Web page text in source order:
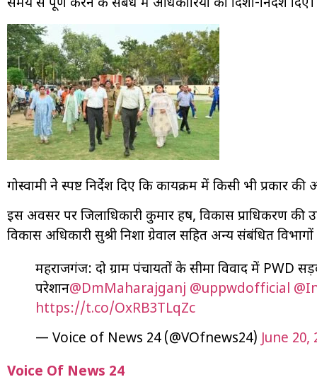
समय से पूर्ण करने के संबंध में अधिकारियों को दिशा-निर्देश दिए।
गोस्वामी ने स्पष्ट निर्देश दिए कि कार्यक्रम में किसी भी प्रकार
इस अवसर पर जिलाधिकारी कुमार हर्ष, विकास प्राधिकरण की
विकास अधिकारी सुश्री निशा ग्रेवाल सहित अन्य संबंधित
महराजगंज: दो ग्राम पंचायतों के सीमा विवाद में PWD
परेशान@DmMaharajganj @uppwdofficial
https://t.co/OxRB3TLqZc
— Voice of News 24 (@VOfnews24)June 20,
Voice Of News 24